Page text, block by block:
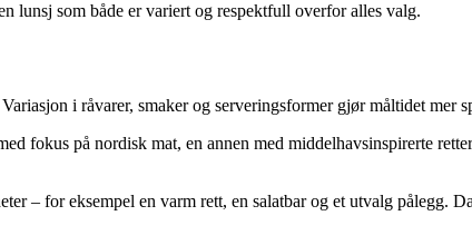
lunsj som både er variert og respektfull overfor alles valg.
i råvarer, smaker og serveringsformer gjør måltidet mer
fokus på nordisk mat, en annen med middelhavsinspirerte
– for eksempel en varm rett, en salatbar og et utvalg pålegg.